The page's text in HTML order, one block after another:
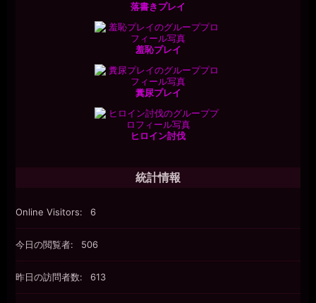
落書きプレイ
羞恥プレイ
糞尿プレイ
ヒロイン討伐
統計情報
Online Visitors: 6
今日の閲覧者: 506
昨日の訪問者数: 613